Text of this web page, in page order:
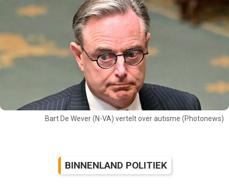
Bart De Wever (N-VA) vertelt over autisme (Photonews)
BINNENLAND POLITIEK